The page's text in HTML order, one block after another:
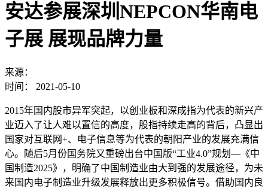
安达参展深圳NEPCON华南电
子展 展现品牌力量
来源：
时间：
2021-05-10
2015年国内股市异军突起，以创业板和深成指为代表的新兴产
业迈入了让人难以置信的高度，股指持续走高的背后，凸显出
国家对互联网+、电子信息等为代表的朝阳产业的发展充满信
心。随后5月份国务院又重磅出台中国版“工业4.0”规划—《中
国制造2025》，明确了中国制造业由大到强的发展途径，为未
来国内电子制造业升级发展释放出更多积极信号。借助国内良